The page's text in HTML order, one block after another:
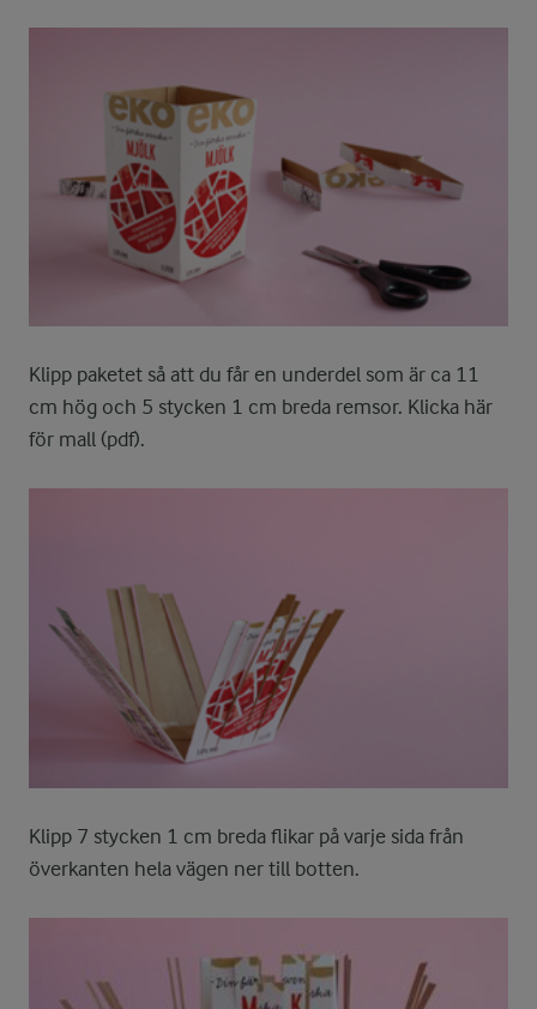
Klipp paketet så att du får en underdel som är ca 11
cm hög och 5 stycken 1 cm breda remsor. Klicka här
för mall (pdf).
Klipp 7 stycken 1 cm breda flikar på varje sida från
överkanten hela vägen ner till botten.